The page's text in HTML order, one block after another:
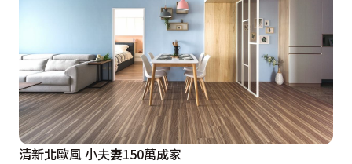
清新北歐風 小夫妻150萬成家